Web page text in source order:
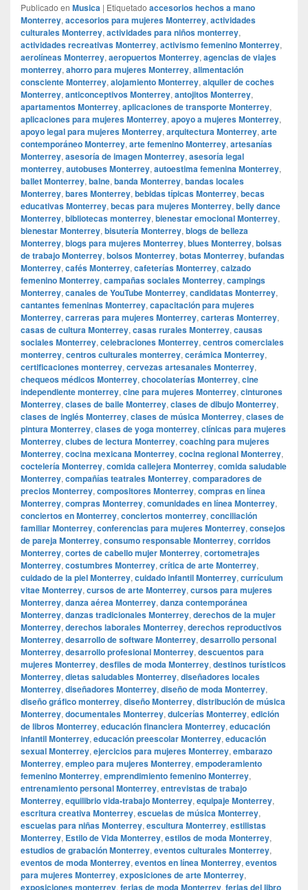
Publicado en Musica | Etiquetado accesorios hechos a mano
Monterrey, accesorios para mujeres Monterrey, actividades
culturales Monterrey, actividades para niños monterrey,
actividades recreativas Monterrey, activismo femenino Monterrey,
aerolíneas Monterrey, aeropuertos Monterrey, agencias de viajes
monterrey, ahorro para mujeres Monterrey, alimentación
consciente Monterrey, alojamiento Monterrey, alquiler de coches
Monterrey, anticonceptivos Monterrey, antojitos Monterrey,
apartamentos Monterrey, aplicaciones de transporte Monterrey,
aplicaciones para mujeres Monterrey, apoyo a mujeres Monterrey,
apoyo legal para mujeres Monterrey, arquitectura Monterrey, arte
contemporáneo Monterrey, arte femenino Monterrey, artesanías
Monterrey, asesoría de imagen Monterrey, asesoría legal
monterrey, autobuses Monterrey, autoestima femenina Monterrey,
ballet Monterrey, balne, banda Monterrey, bandas locales
Monterrey, bares Monterrey, bebidas típicas Monterrey, becas
educativas Monterrey, becas para mujeres Monterrey, belly dance
Monterrey, bibliotecas monterrey, bienestar emocional Monterrey,
bienestar Monterrey, bisutería Monterrey, blogs de belleza
Monterrey, blogs para mujeres Monterrey, blues Monterrey, bolsas
de trabajo Monterrey, bolsos Monterrey, botas Monterrey, bufandas
Monterrey, cafés Monterrey, cafeterías Monterrey, calzado
femenino Monterrey, campañas sociales Monterrey, campings
Monterrey, canales de YouTube Monterrey, candidatas Monterrey,
cantantes femeninas Monterrey, capacitación para mujeres
Monterrey, carreras para mujeres Monterrey, carteras Monterrey,
casas de cultura Monterrey, casas rurales Monterrey, causas
sociales Monterrey, celebraciones Monterrey, centros comerciales
monterrey, centros culturales monterrey, cerámica Monterrey,
certificaciones monterrey, cervezas artesanales Monterrey,
chequeos médicos Monterrey, chocolaterías Monterrey, cine
independiente monterrey, cine para mujeres Monterrey, cinturones
Monterrey, clases de baile Monterrey, clases de dibujo Monterrey,
clases de inglés Monterrey, clases de música Monterrey, clases de
pintura Monterrey, clases de yoga monterrey, clínicas para mujeres
Monterrey, clubes de lectura Monterrey, coaching para mujeres
Monterrey, cocina mexicana Monterrey, cocina regional Monterrey,
coctelería Monterrey, comida callejera Monterrey, comida saludable
Monterrey, compañías teatrales Monterrey, comparadores de
precios Monterrey, compositores Monterrey, compras en línea
Monterrey, compras Monterrey, comunidades en línea Monterrey,
conciertos en Monterrey, conciertos monterrey, conciliación
familiar Monterrey, conferencias para mujeres Monterrey, consejos
de pareja Monterrey, consumo responsable Monterrey, corridos
Monterrey, cortes de cabello mujer Monterrey, cortometrajes
Monterrey, costumbres Monterrey, crítica de arte Monterrey,
cuidado de la piel Monterrey, cuidado infantil Monterrey, currículum
vitae Monterrey, cursos de arte Monterrey, cursos para mujeres
Monterrey, danza aérea Monterrey, danza contemporánea
Monterrey, danzas tradicionales Monterrey, derechos de la mujer
Monterrey, derechos laborales Monterrey, derechos reproductivos
Monterrey, desarrollo de software Monterrey, desarrollo personal
Monterrey, desarrollo profesional Monterrey, descuentos para
mujeres Monterrey, desfiles de moda Monterrey, destinos turísticos
Monterrey, dietas saludables Monterrey, diseñadores locales
Monterrey, diseñadores Monterrey, diseño de moda Monterrey,
diseño gráfico monterrey, diseño Monterrey, distribución de música
Monterrey, documentales Monterrey, dulcerías Monterrey, edición
de libros Monterrey, educación financiera Monterrey, educación
infantil Monterrey, educación preescolar Monterrey, educación
sexual Monterrey, ejercicios para mujeres Monterrey, embarazo
Monterrey, empleo para mujeres Monterrey, empoderamiento
femenino Monterrey, emprendimiento femenino Monterrey,
entrenamiento personal Monterrey, entrevistas de trabajo
Monterrey, equilibrio vida-trabajo Monterrey, equipaje Monterrey,
escritura creativa Monterrey, escuelas de música Monterrey,
escuelas para niñas Monterrey, escultura Monterrey, estilistas
Monterrey, Estilo de Vida Monterrey, estilos de moda Monterrey,
estudios de grabación Monterrey, eventos culturales Monterrey,
eventos de moda Monterrey, eventos en línea Monterrey, eventos
para mujeres Monterrey, exposiciones de arte Monterrey,
exposiciones monterrey, ferias de moda Monterrey, ferias del libro